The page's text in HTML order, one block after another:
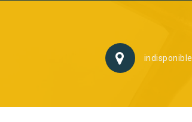
indisponible